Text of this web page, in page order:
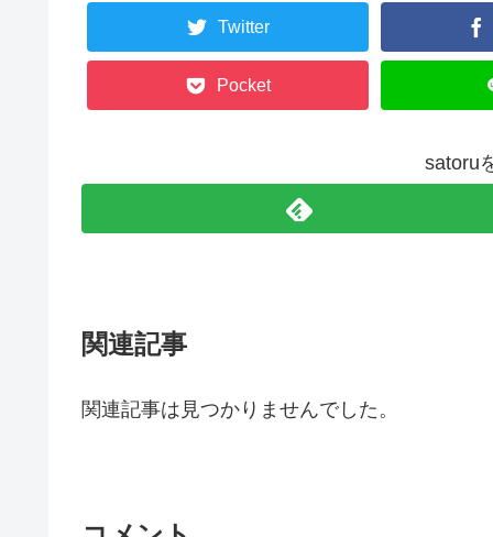
Twitter
Pocket
satoru
関連記事
関連記事は見つかりませんでした。